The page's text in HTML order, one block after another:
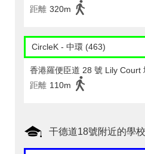
距離 320m
CircleK - 中環 (463)
香港羅便臣道 28 號 Lily Court
距離 110m
干德道18號附近的學校